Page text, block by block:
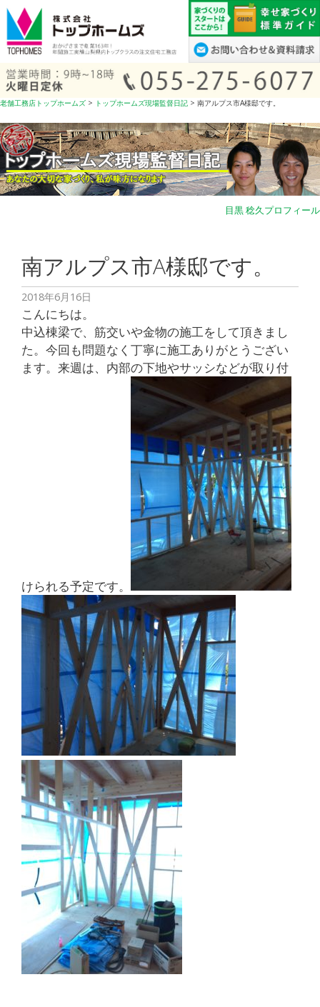
コ
テ
ツ
へ
キ
ッ
プ
老舗工務店トップホームズ > トップホームズ現場監督日記 > 南アルプス市A様邸です。
目黒 稔久プロフィール
南アルプス市A様邸です。
2018年6月16日
こんにちは。
中込棟梁で、筋交いや金物の施工をして頂きまし
た。今回も問題なく丁寧に施工ありがとうござい
ます。来週は、内部の下地やサッシなどが取り付
けられる予定です。